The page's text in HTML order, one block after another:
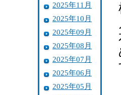
2025年11月
2025年10月
2025年09月
2025年08月
2025年07月
2025年06月
2025年05月